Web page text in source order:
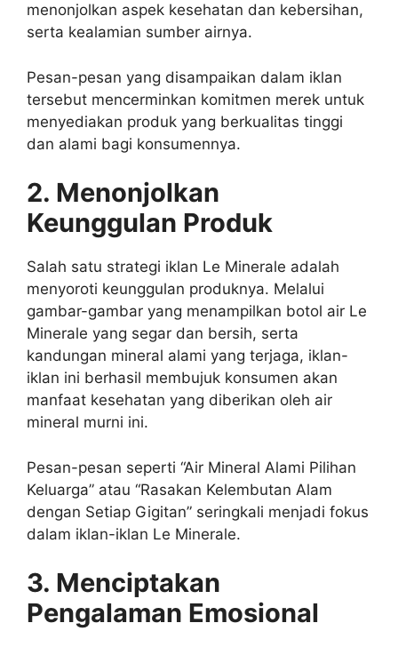
menonjolkan aspek kesehatan dan kebersihan,
serta kealamian sumber airnya.
Pesan-pesan yang disampaikan dalam iklan
tersebut mencerminkan komitmen merek untuk
menyediakan produk yang berkualitas tinggi
dan alami bagi konsumennya.
2. Menonjolkan
Keunggulan Produk
Salah satu strategi iklan Le Minerale adalah
menyoroti keunggulan produknya. Melalui
gambar-gambar yang menampilkan botol air Le
Minerale yang segar dan bersih, serta
kandungan mineral alami yang terjaga, iklan-
iklan ini berhasil membujuk konsumen akan
manfaat kesehatan yang diberikan oleh air
mineral murni ini.
Pesan-pesan seperti “Air Mineral Alami Pilihan
Keluarga” atau “Rasakan Kelembutan Alam
dengan Setiap Gigitan” seringkali menjadi fokus
dalam iklan-iklan Le Minerale.
3. Menciptakan
Pengalaman Emosional